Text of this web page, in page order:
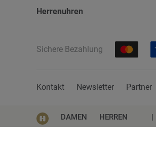
Herrenuhren
Sichere Bezahlung
Kontakt Newsletter Partner
DAMEN HERREN |